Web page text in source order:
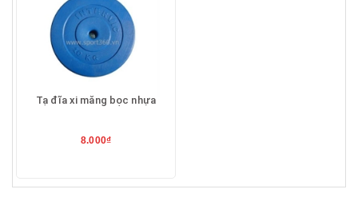
Tạ đĩa xi măng bọc nhựa
8.000₫